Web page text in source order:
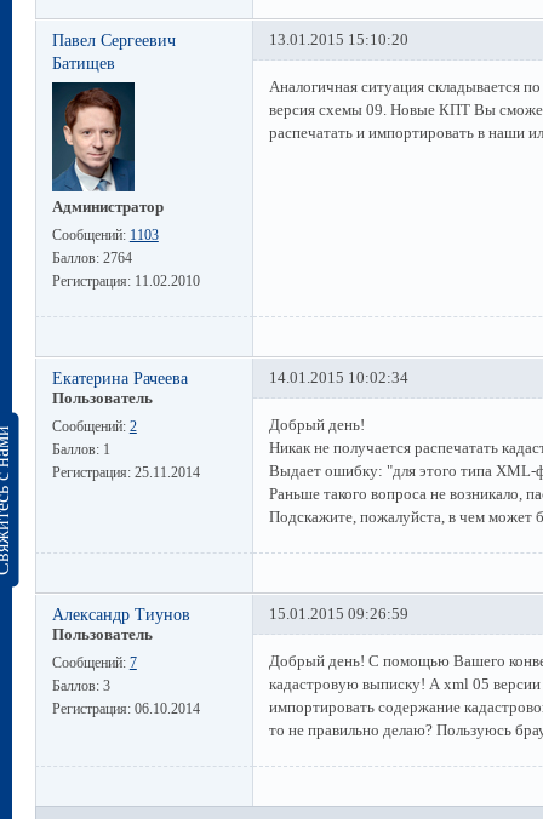
нами
Павел Сергеевич
Батищев
Администратор
Сообщений: 1103
Баллов: 2764
Регистрация: 11.02.2010
13.01.2015 15:10:20
Аналогичная ситуация складывается
версия схемы 09. Новые КПТ Вы
распечатать и импортировать в наши
Екатерина Рачеева
Пользователь
Сообщений: 2
Баллов: 1
Регистрация: 25.11.2014
14.01.2015 10:02:34
Добрый день!
Никак не получается распечатать
Выдает ошибку: "для этого типа XML-
Раньше такого вопроса не возникало,
Подскажите, пожалуйста, в чем может
Александр Тиунов
Пользователь
Сообщений: 7
Баллов: 3
Регистрация: 06.10.2014
15.01.2015 09:26:59
Добрый день! С помощью Вашего
кадастровую выписку! А xml 05 версии
импортировать содержание
то не правильно делаю? Пользуюсь